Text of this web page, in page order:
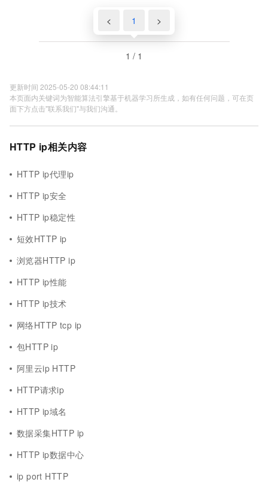
< 1 >
1 / 1
更新时间 2025-05-20 08:44:11
本页面内关键词为智能算法引擎基于机器学习所生成，如有任何问题，可在页
面下方点击"联系我们"与我们沟通。
HTTP ip相关内容
HTTP ip代理ip
HTTP ip安全
HTTP ip稳定性
短效HTTP ip
浏览器HTTP ip
HTTP ip性能
HTTP ip技术
网络HTTP tcp ip
包HTTP ip
阿里云ip HTTP
HTTP请求ip
HTTP ip域名
数据采集HTTP ip
HTTP ip数据中心
ip port HTTP